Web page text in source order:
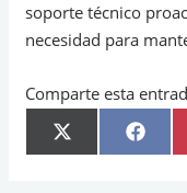
soporte técnico
necesidad para
Comparte esta
COMPARTIR
EN
X
( EN
F
A